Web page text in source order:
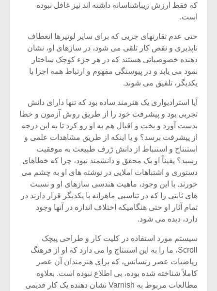
که فقط ارزش زیباشناسانه داشته اند نیز غافل نبوده
است.
حتی عدم تقارنهای جزیی که برای سایر لوتیرها انعطاف
ناپذیری و نقص کار تلقی می شود، در سازهای او، نشان
دهنده خصوصیاتی هستند که در هر جزء کوچک ساختار
نمود می یابد و در پیوستگی مفهوم و ارتباط همه اجزا با
یکدیگر، تلفیق می شوند.
آیا استرادیواری یک هنرمند ساده بود که تنها دارای دانش
تجربی بود و پیشرفت خود را از طریق روش آزمون و خطا
بدست آورد و بخت و اقبال هم به او رو کرد تا به این درجه
از پیشرفت برسد؟ و یا اینکه از طریق مشاهدات علمی و
استنتاج و استنباط از دانش ژرف طبیعت به موفقیت
رسید؟ یقیناً او یک محقق و دانشمند نبود، چرا که خطاهای
دستوری و اشتباهات املایی در نوشته های او به چشم می
خورند. با این وجود، ماهیت هندسی سازهای او و نسبت
های ثابتی را که در تناسبی ماهرانه با یکدیگر قرار دارند در
تمام آثار او حتی هنگامیکه اختلاف اندازه در آنها وجود
دارد، دیده می شود.
سیستم مورد استفاده در کلیت کار و طراحی پیچک
Scroll، ما را به این استنتاج وا می دارد که او از فرهنگ
ریاضیات عصر رنسانس، که برای هنرمندان آن عصر
کاملاً شناخته شده بوده، بی اطلاع نبوده است. بعلاوه
مطالعات مربوط به Varnish نشان دهنده یک کار قدیمی